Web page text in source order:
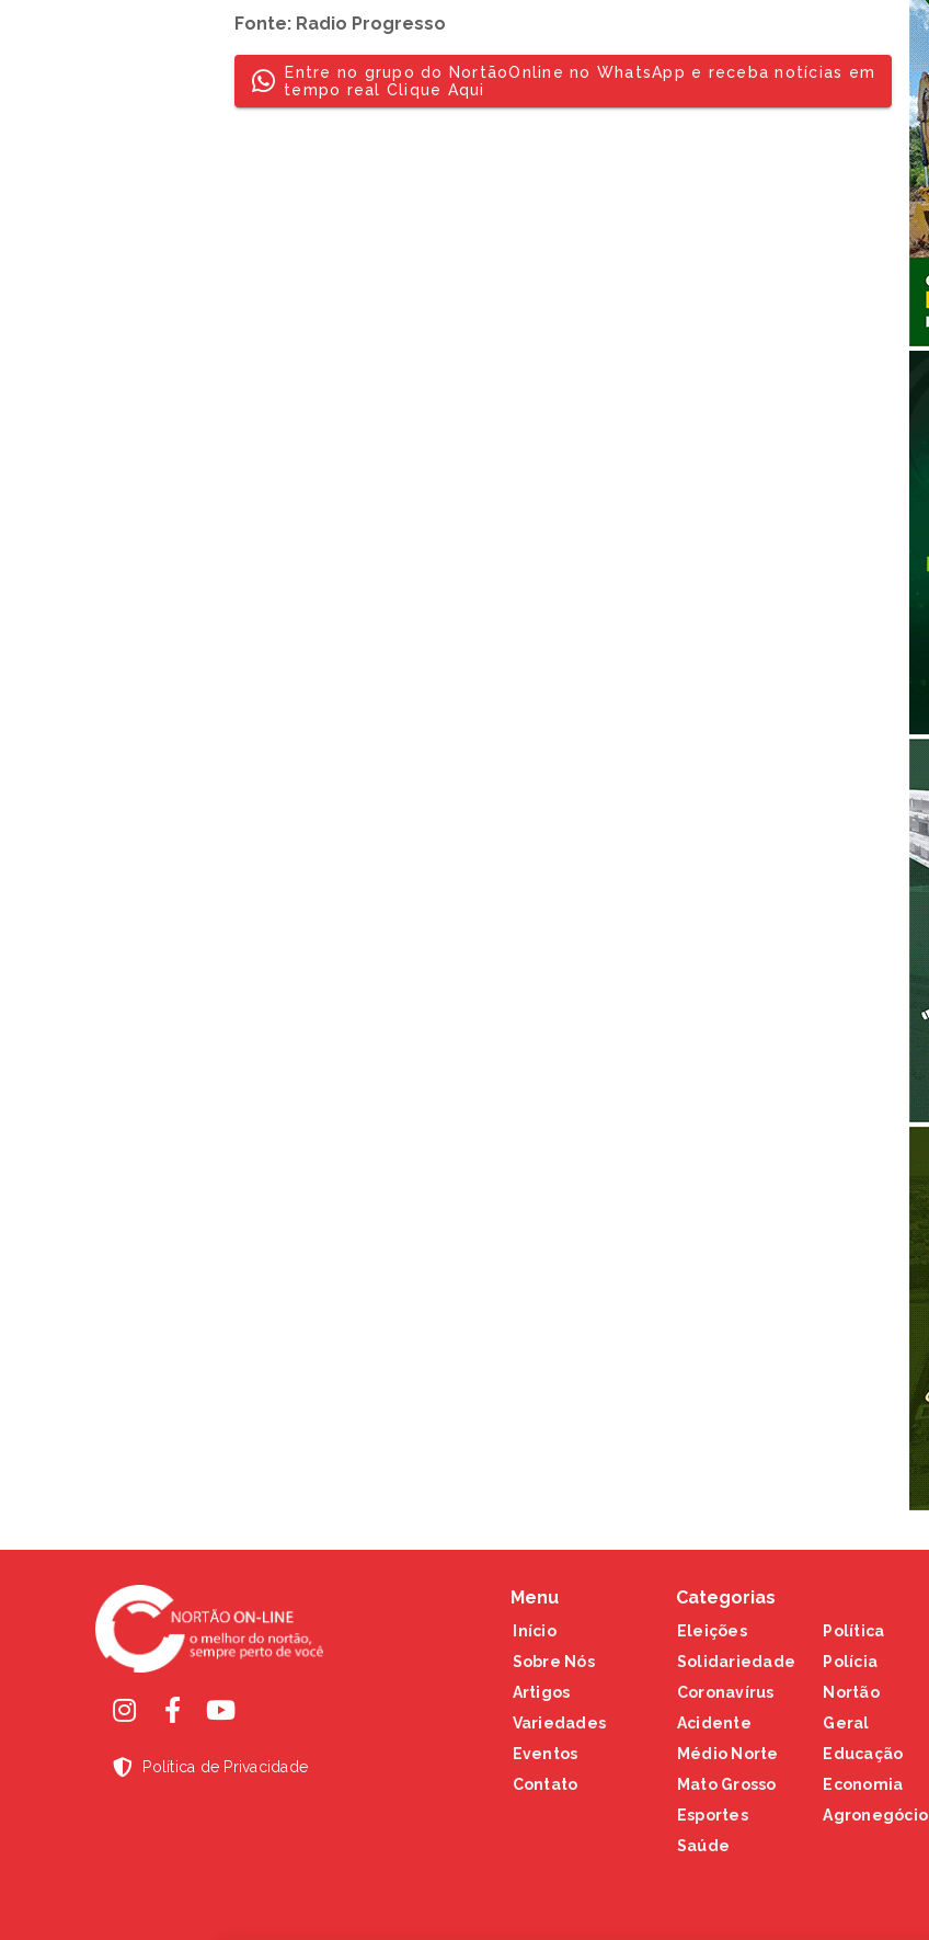
Fonte: Radio Progresso
Entre no grupo do NortãoOnline no WhatsApp e receba notícias em
tempo real Clique Aqui
Política de Privacidade
Menu
Início
Sobre Nós
Artigos
Variedades
Eventos
Contato
Categorias
Eleições
Solidariedade
Coronavírus
Acidente
Médio Norte
Mato Grosso
Esportes
Saúde
Política
Polícia
Nortão
Geral
Educação
Economia
Agronegócio